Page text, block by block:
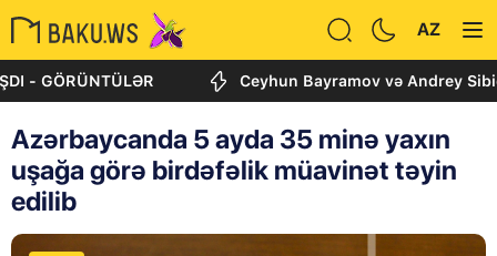
AZ
Ceyhun Bayramov və Andrey Sibiqa
Azərbaycanda 5 ayda 35 minə yaxın
uşağa görə birdəfəlik müavinət təyin
edilib